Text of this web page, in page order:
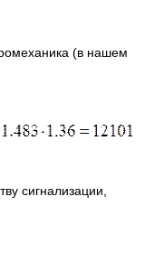
(в нашем
сигнализации,